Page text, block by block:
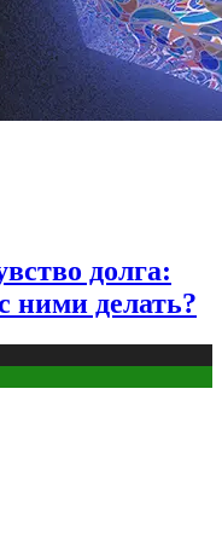
долга:
ними делать?